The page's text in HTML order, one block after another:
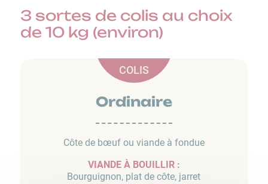
3 sortes de colis au choix
de 10 kg (environ)
COLIS
Ordinaire
Côte de bœuf ou viande à fondue
VIANDE À BOUILLIR :
Bourguignon, plat de côte, jarret